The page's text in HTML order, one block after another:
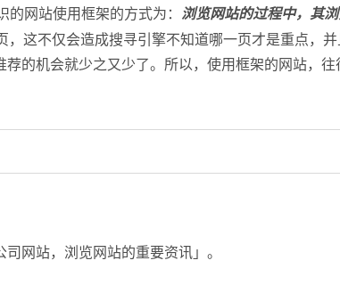
的网站使用框架的方式为： 浏览网站的过程中，其
这不仅会造成搜寻引擎不知道哪一页才是重点，
的机会就少之又少了。所以，使用框架的网站，
网站，浏览网站的重要资讯」。